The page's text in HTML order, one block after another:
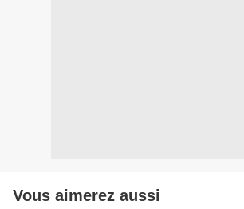
Vous aimerez aussi